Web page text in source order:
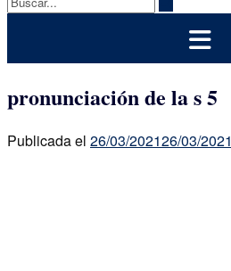
pronunciación de la s 5
Publicada el 26/03/202126/03/2021